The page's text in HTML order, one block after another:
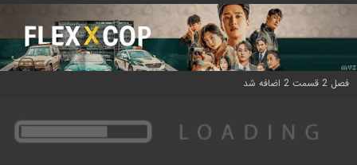
فصل 2 قسمت 2 اضافه شد